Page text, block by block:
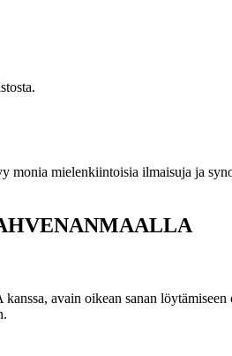
monia mielenkiintoisia ilmaisuja ja
avain oikean sanan